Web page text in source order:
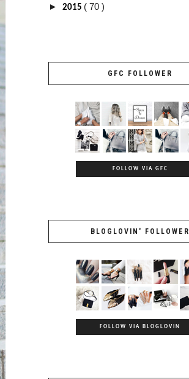
► 2015 ( 70 )
GFC FOLLOWER
FOLLOW VIA GFC
BLOGLOVIN' FOLLOWER
FOLLOW VIA BLOGLOVIN